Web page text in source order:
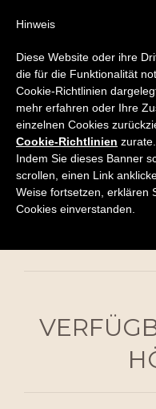
Die
natürliche Pflege
gleichzeitig einen
schütz die Poren des
Flüssigkeiten. Öl
des Holzes. Eine
Hinweis
Diese Website oder ihre
die für die Funktionalität
Cookie-Richtlinien
mehr erfahren oder Ihre
einzelnen Cookies
Cookie-Richtlinien zurate.
Indem Sie dieses Banner
scrollen, einen Link
Weise fortsetzen, erklären
Cookies einverstanden.